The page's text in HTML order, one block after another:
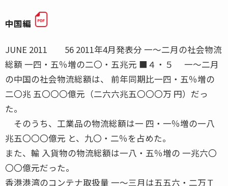
中国編
JUNE 2011 56 2011年4月発表分 一〜二月の社会物流
総額 一四・五％増の二〇・五兆元 ■４・５ 一〜二月
の中国の社会物流総額は、 前年同期比一四・五％増の
二〇兆 五〇〇〇億元（二六六兆五〇〇〇万 円）だっ
た。
そのうち、工業品の物流総額は一 四・一％増の一八
兆五〇〇〇億元 と、九〇・二％を占めた。
また、輸 入貨物の物流総額は一八・五％増の 一兆六〇
〇〇億元だった。
香港港湾のコンテナ取扱量 一〜三月は五五六・二万Ｔ